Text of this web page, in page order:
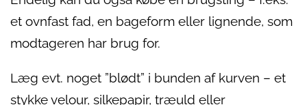
et ovnfast fad, en bageform eller lignende, som
modtageren har brug for.
Læg evt. noget ”blødt” i bunden af kurven – et
stykke velour, silkepapir, træuld eller